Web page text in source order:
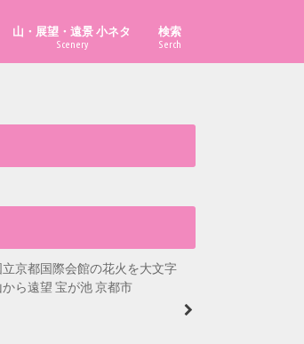
山・展望・遠景 小ネタ
Scenery
検索
Serch
立京都国際会館の花火を大文字
から遠望 宝が池 京都市